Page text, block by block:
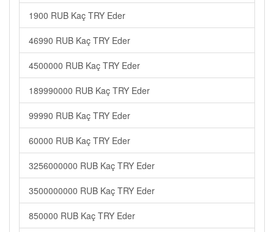
1900 RUB Kaç TRY Eder
46990 RUB Kaç TRY Eder
4500000 RUB Kaç TRY Eder
189990000 RUB Kaç TRY Eder
99990 RUB Kaç TRY Eder
60000 RUB Kaç TRY Eder
3256000000 RUB Kaç TRY Eder
3500000000 RUB Kaç TRY Eder
850000 RUB Kaç TRY Eder